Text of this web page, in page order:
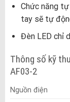
Chức năng
tay sẽ tự
Đèn LED chỉ
Thông số kỹ
AF03-2
Nguồn điện